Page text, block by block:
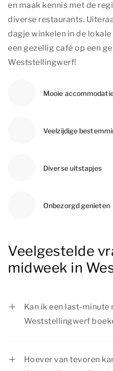
en maak kennis met de
diverse restaurants.
dagje winkelen in de
een gezellig café op een
Weststellingwerf!
Mooie
Veelzijdige
Diverse uitstapjes
Onbezorgd genieten
Veelgestelde
midweek in
Kan ik een last-minute
Weststellingwerf
Hoever van tevoren